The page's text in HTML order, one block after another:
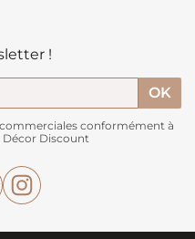
!
conformément à
Discount
Pinterest